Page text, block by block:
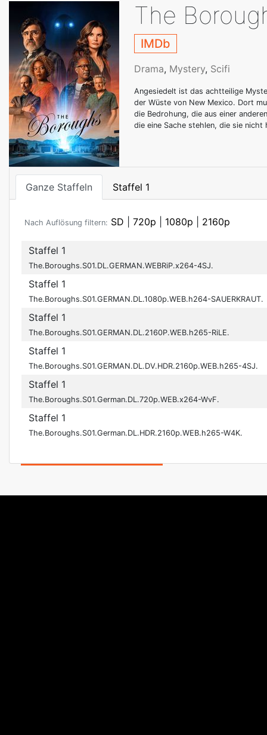
The
IMDb
Drama, Mystery, Scifi
Angesiedelt ist das achtteilige
der Wüste von New Mexico. Dort
die Bedrohung, die aus einer
die eine Sache stehlen, die sie nicht
Ganze Staffeln Staffel 1
Nach Auflösung filtern: SD 720p 1080p 2160p
Staffel 1
The.Boroughs.S01.DL.GERMAN.WEBRiP.x264-4SJ.
Staffel 1
The.Boroughs.S01.GERMAN.DL.1080p.WEB.h264-SAUERKRAUT.
Staffel 1
The.Boroughs.S01.GERMAN.DL.2160P.WEB.h265-RiLE.
Staffel 1
The.Boroughs.S01.GERMAN.DL.DV.HDR.2160p.WEB.h265-4SJ.
Staffel 1
The.Boroughs.S01.German.DL.720p.WEB.x264-WvF.
Staffel 1
The.Boroughs.S01.German.DL.HDR.2160p.WEB.h265-W4K.